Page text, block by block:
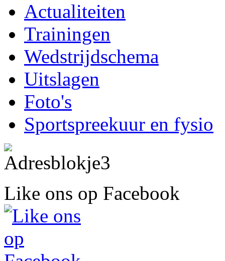
Actualiteiten
Trainingen
Wedstrijdschema
Uitslagen
Foto's
Sportspreekuur en fysio
Like ons op Facebook